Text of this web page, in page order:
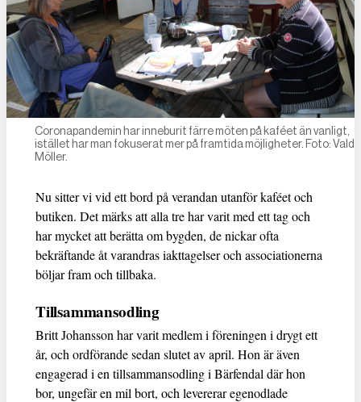
Coronapandemin har inneburit färre möten på kaféet än vanligt,
istället har man fokuserat mer på framtida möjligheter. Foto:
Möller.
Nu sitter vi vid ett bord på verandan utanför kaféet och
butiken. Det märks att alla tre har varit med ett tag och
har mycket att berätta om bygden, de nickar ofta
bekräftande åt varandras iakttagelser och associationerna
böljar fram och tillbaka.
Tillsammansodling
Britt Johansson har varit medlem i föreningen i drygt ett
år, och ordförande sedan slutet av april. Hon är även
engagerad i en tillsammansodling i Bärfendal där hon
bor, ungefär en mil bort, och levererar egenodlade